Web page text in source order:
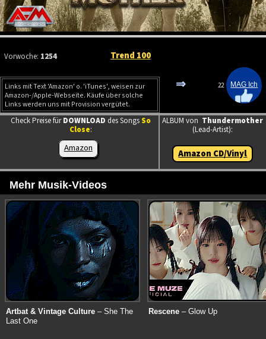
Vorwoche: 1254 Trend 100
Links mit Text 'Amazon' o. 'iTunes', weisen zur
Amazon-/Apple-Webseite. Käufe über solche
Links werden uns mit Provision vergütet.
⇒ 22
Check Preise fürDOWNLOAD des Songs So
Close:
Amazon
ALBUM von Thundermother
(Lead-Artist):
Amazon CD/Vinyl
Mehr Musik-Videos
Artbat & Vintage Culture – She The
Last One
Rescene – Glow Up